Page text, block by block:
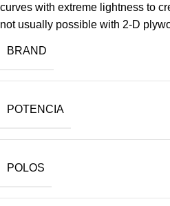
curves with extreme lightness to
not usually possible with 2-D
BRAND
POTENCIA
POLOS